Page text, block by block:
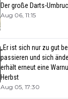
Der große Darts-
Aug 06, 11:15
„Er ist sich nur zu gut
passieren und sich
erhält erneut eine
Herbst
Aug 05, 17:30